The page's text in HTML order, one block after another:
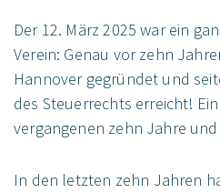
Der 12. März 2025 war ein
Verein: Genau vor zehn
Hannover gegründet und
des Steuerrechts erreicht!
vergangenen zehn Jahre
In den letzten zehn Jahren